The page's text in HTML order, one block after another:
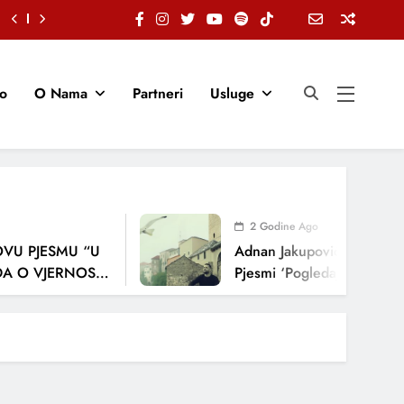
O Nama Partneri Usluge
PJESMU “U
O VJERNOSTI,
2 Godine Ago
Adnan Jakupović Donosi
Pjesmi ‘Pogledaj Me’